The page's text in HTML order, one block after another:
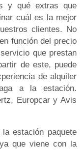
y qué extras que
cuál es la mejor
clientes. No
función del precio
que prestan
de este, puede
de alquiler
a la estación.
Europcar y Avis
estación paquete
que viene con la